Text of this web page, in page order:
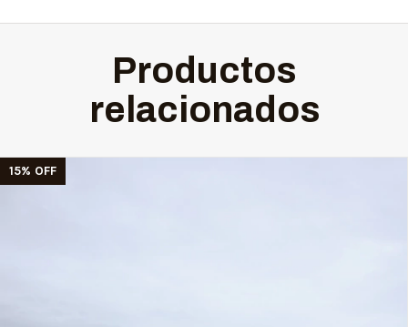
Productos
relacionados
15% OFF